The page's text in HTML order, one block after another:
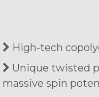
High-tech
Unique twisted
massive spin